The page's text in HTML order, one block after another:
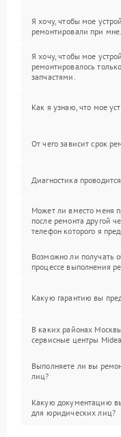
Я хочу, чтобы мое
ремонтировали при мне.
Я хочу, чтобы мое
ремонтировалось
запчастями.
Как я узнаю, что мое
От чего зависит срок
Диагностика
Может ли вместо меня
после ремонта другой
телефон которого я
Возможно ли получать
процессе выполнения
Какую гарантию вы
В каких районах
сервисные центры
Выполняете ли вы
лиц?
Какую документацию
для юридических лиц?